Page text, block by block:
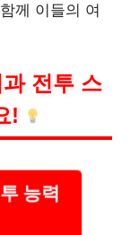
께 이들의 여
전투 스
!
능력